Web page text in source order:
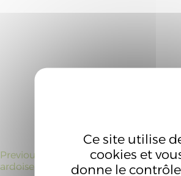
Navigation
Previous:
Cour – enrobé
ardoise – Ideallée
Next:
Ce site utilise
cookies et
donne le